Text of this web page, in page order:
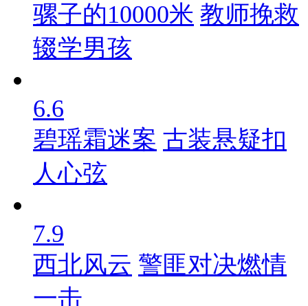
骡子的10000米 教师挽救
辍学男孩
6.6
碧瑶霜迷案 古装悬疑扣
人心弦
7.9
西北风云 警匪对决燃情
一击